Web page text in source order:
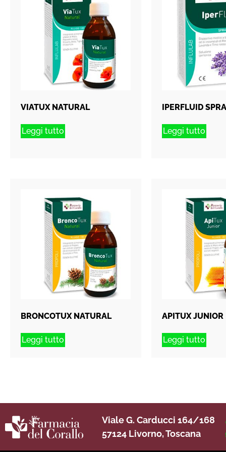
VIATUX NATURAL
Leggi tutto
IPERFLUID
Leggi tutto
BRONCOTUX NATURAL
Leggi tutto
APITUX JUNIOR
Leggi tutto
Viale G. Carducci 164/168
57124 Livorno, Toscana